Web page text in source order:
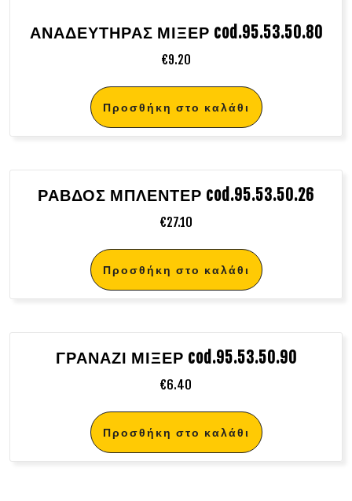
ΑΝΑΔΕΥΤΗΡΑΣ ΜΙΞΕΡ cod.95.53.50.80
€9.20
Προσθήκη στο καλάθι
ΡΑΒΔΟΣ ΜΠΛΕΝΤΕΡ cod.95.53.50.26
€27.10
Προσθήκη στο καλάθι
ΓΡΑΝΑΖΙ ΜΙΞΕΡ cod.95.53.50.90
€6.40
Προσθήκη στο καλάθι